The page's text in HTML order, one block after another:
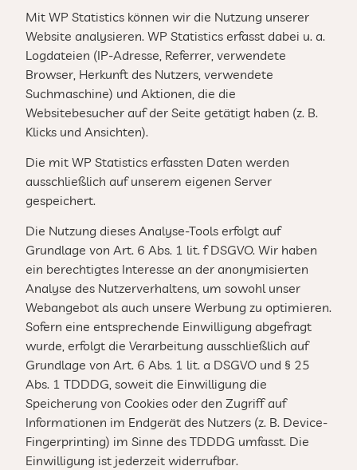
Mit WP Statistics können wir die Nutzung unserer
Website analysieren. WP Statistics erfasst dabei u. a.
Logdateien (IP-Adresse, Referrer, verwendete
Browser, Herkunft des Nutzers, verwendete
Suchmaschine) und Aktionen, die die
Websitebesucher auf der Seite getätigt haben (z. B.
Klicks und Ansichten).
Die mit WP Statistics erfassten Daten werden
ausschließlich auf unserem eigenen Server
gespeichert.
Die Nutzung dieses Analyse-Tools erfolgt auf
Grundlage von Art. 6 Abs. 1 lit. f DSGVO. Wir haben
ein berechtigtes Interesse an der anonymisierten
Analyse des Nutzerverhaltens, um sowohl unser
Webangebot als auch unsere Werbung zu optimieren.
Sofern eine entsprechende Einwilligung abgefragt
wurde, erfolgt die Verarbeitung ausschließlich auf
Grundlage von Art. 6 Abs. 1 lit. a DSGVO und § 25
Abs. 1 TDDDG, soweit die Einwilligung die
Speicherung von Cookies oder den Zugriff auf
Informationen im Endgerät des Nutzers (z. B. Device-
Fingerprinting) im Sinne des TDDDG umfasst. Die
Einwilligung ist jederzeit widerrufbar.